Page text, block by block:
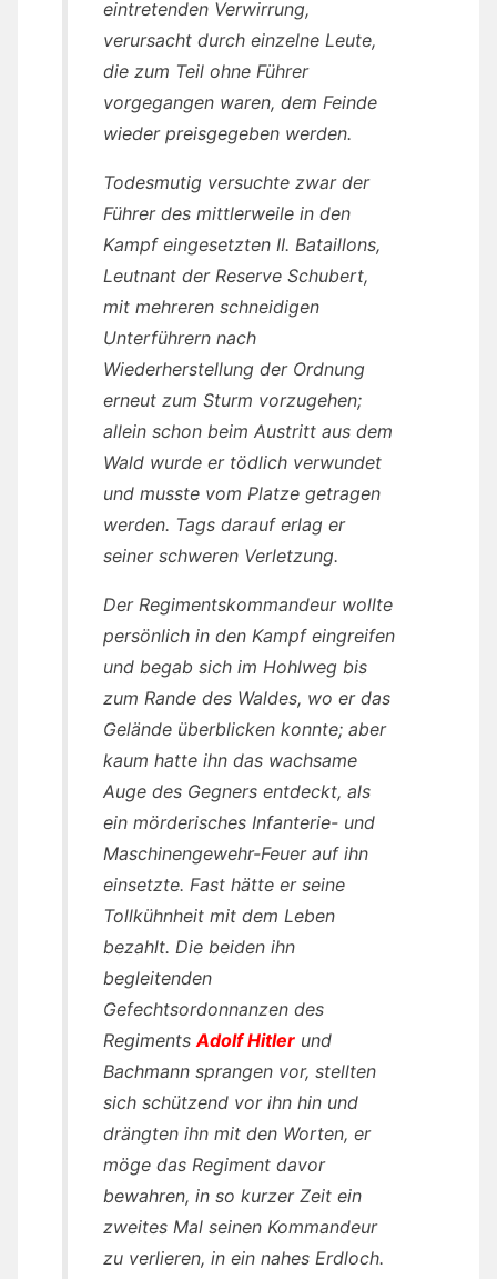
eintretenden Verwirrung,
verursacht durch einzelne Leute,
die zum Teil ohne Führer
vorgegangen waren, dem Feinde
wieder preisgegeben werden.
Todesmutig versuchte zwar der
Führer des mittlerweile in den
Kampf eingesetzten II. Bataillons,
Leutnant der Reserve Schubert,
mit mehreren schneidigen
Unterführern nach
Wiederherstellung der Ordnung
erneut zum Sturm vorzugehen;
allein schon beim Austritt aus dem
Wald wurde er tödlich verwundet
und musste vom Platze getragen
werden. Tags darauf erlag er
seiner schweren Verletzung.
Der Regimentskommandeur wollte
persönlich in den Kampf eingreifen
und begab sich im Hohlweg bis
zum Rande des Waldes, wo er das
Gelände überblicken konnte; aber
kaum hatte ihn das wachsame
Auge des Gegners entdeckt, als
ein mörderisches Infanterie- und
Maschinengewehr-Feuer auf ihn
einsetzte. Fast hätte er seine
Tollkühnheit mit dem Leben
bezahlt. Die beiden ihn
begleitenden
Gefechtsordonnanzen des
Regiments Adolf Hitler und
Bachmann sprangen vor, stellten
sich schützend vor ihn hin und
drängten ihn mit den Worten, er
möge das Regiment davor
bewahren, in so kurzer Zeit ein
zweites Mal seinen Kommandeur
zu verlieren, in ein nahes Erdloch.